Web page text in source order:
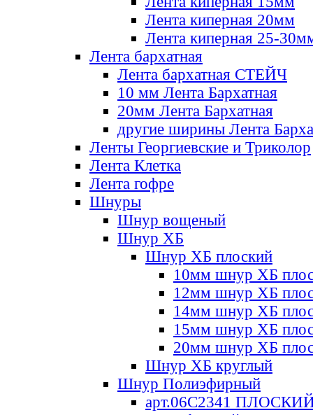
Лента киперная 20мм
Лента киперная 25-
Лента бархатная
Лента бархатная СТЕЙЧ
10 мм Лента Бархатная
20мм Лента Бархатная
другие ширины Лента
Ленты Георгиевские и Триколор
Лента Клетка
Лента гофре
Шнуры
Шнур вощеный
Шнур ХБ
Шнур ХБ плоский
10мм шнур ХБ
12мм шнур ХБ
14мм шнур ХБ
15мм шнур ХБ
20мм шнур ХБ
Шнур ХБ круглый
Шнур Полиэфирный
арт.06С2341